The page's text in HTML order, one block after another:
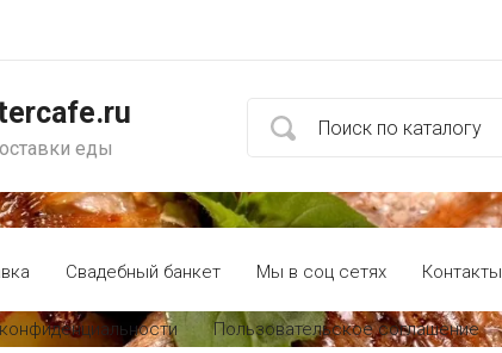
еды
Свадебный банкет Мы в соц сетях Контакты
Пользовательское соглашение